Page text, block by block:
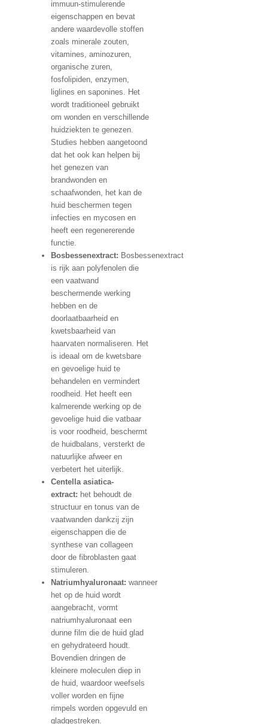
immuun-stimulerende
eigenschappen en bevat
andere waardevolle stoffen
zoals minerale zouten,
vitamines, aminozuren,
organische zuren,
fosfolipiden, enzymen,
liglines en saponines. Het
wordt traditioneel gebruikt
om wonden en verschillende
huidziekten te genezen.
Studies hebben aangetoond
dat het ook kan helpen bij
het genezen van
brandwonden en
schaafwonden, het kan de
huid beschermen tegen
infecties en mycosen en
heeft een regenererende
functie.
Bosbessenextract: Bosbessenextract
is rijk aan polyfenolen die
een vaatwand
beschermende werking
hebben en de
doorlaatbaarheid en
kwetsbaarheid van
haarvaten normaliseren. Het
is ideaal om de kwetsbare
en gevoelige huid te
behandelen en vermindert
roodheid. Het heeft een
kalmerende werking op de
gevoelige huid die vatbaar
is voor roodheid, beschermt
de huidbalans, versterkt de
natuurlijke afweer en
verbetert het uiterlijk.
Centella asiatica-
extract: het behoudt de
structuur en tonus van de
vaatwanden dankzij zijn
eigenschappen die de
synthese van collageen
door de fibroblasten gaat
stimuleren.
Natriumhyaluronaat: wanneer
het op de huid wordt
aangebracht, vormt
natriumhyaluronaat een
dunne film die de huid glad
en gehydrateerd houdt.
Bovendien dringen de
kleinere moleculen diep in
de huid, waardoor weefsels
voller worden en fijne
rimpels worden opgevuld en
gladgestreken.